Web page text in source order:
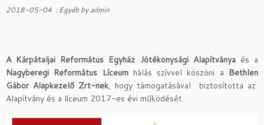
2018-05-04 :Egyéb byadmin
A Kárpátaljai Református Egyház Jótékonysági Alapítványaés a
Nagyberegi Református Líceumhálás szívvel köszöni a Bethlen
Gábor Alapkezelő Zrt-nek, hogy támogatásával biztosította az
Alapítvány és a líceum 2017-es évi működését.